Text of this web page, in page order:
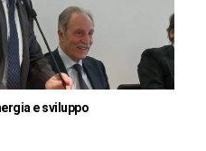
e sviluppo